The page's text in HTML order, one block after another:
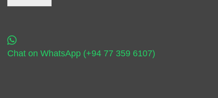
Chat on WhatsApp (+94 77 359 6107)